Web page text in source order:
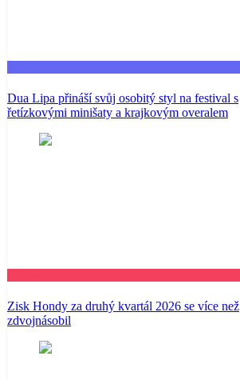
Dua Lipa přináší svůj osobitý styl na festival s
řetízkovými minišaty a krajkovým overalem
Zisk Hondy za druhý kvartál 2026 se více než
zdvojnásobil